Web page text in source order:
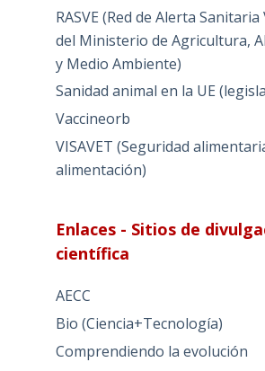
RASVE (Red de Alerta
del Ministerio de Agricultura,
y Medio Ambiente)
Sanidad animal en la UE
Vaccineorb
VISAVET (Seguridad
alimentación)
Enlaces - Sitios de
científica
AECC
Bio (Ciencia+Tecnología)
Comprendiendo la evolución